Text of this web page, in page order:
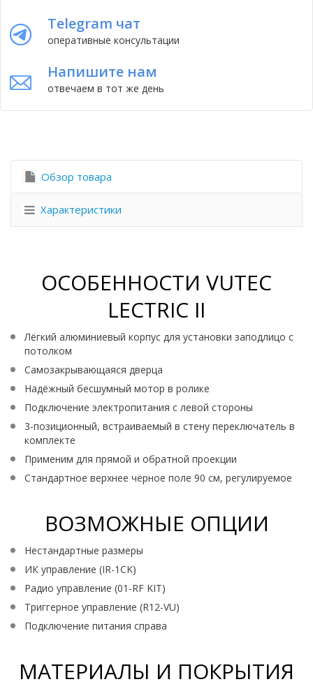
Telegram чат
оперативные консультации
Напишите нам
отвечаем в тот же день
Обзор товара
Характеристики
ОСОБЕННОСТИ VUTEC
LECTRIC II
Лёгкий алюминиевый корпус для установки заподлицо с
потолком
Самозакрывающаяся дверца
Надёжный бесшумный мотор в ролике
Подключение электропитания с левой стороны
3-позиционный, встраиваемый в стену переключатель в
комплекте
Применим для прямой и обратной проекции
Стандартное верхнее чёрное поле 90 см, регулируемое
ВОЗМОЖНЫЕ ОПЦИИ
Нестандартные размеры
ИК управление (IR-1CK)
Радио управление (01-RF KIT)
Триггерное управление (R12-VU)
Подключение питания справа
МАТЕРИАЛЫ И ПОКРЫТИЯ